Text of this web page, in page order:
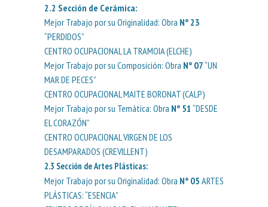
2.2 Sección de Cerámica:
Mejor Trabajo por su Originalidad: Obra Nº 23
“PERDIDOS”
CENTRO OCUPACIONAL LA TRAMOIA (ELCHE)
Mejor Trabajo por su Composición: Obra Nº 07“UN
MAR DE PECES”
CENTRO OCUPACIONAL MAITE BORONAT (CALP)
Mejor Trabajo por su Temática: Obra Nº 51 “DESDE
EL CORAZÓN”
CENTRO OCUPACIONAL VIRGEN DE LOS
DESAMPARADOS (CREVILLENT)
2.3 Sección de Artes Plásticas:
Mejor Trabajo por su Originalidad: Obra Nº 05 ARTES
PLÁSTICAS: “ESENCIA”